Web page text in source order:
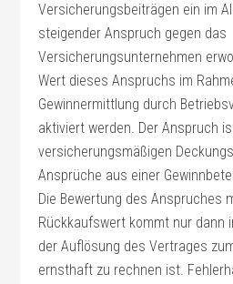
Versicherungsbeiträgen ein im
steigender Anspruch gegen das
Versicherungsunternehmen
Wert dieses Anspruchs im
Gewinnermittlung durch
aktiviert werden. Der Anspruch
versicherungsmäßigen
Ansprüche aus einer
Die Bewertung des Anspruches
Rückkaufswert kommt nur dann
der Auflösung des Vertrages
ernsthaft zu rechnen ist.